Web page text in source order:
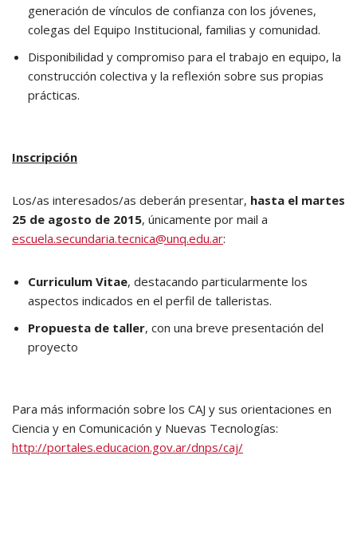
generación de vínculos de confianza con los jóvenes,
colegas del Equipo Institucional, familias y comunidad.
Disponibilidad y compromiso para el trabajo en equipo, la
construcción colectiva y la reflexión sobre sus propias
prácticas.
Inscripción
Los/as interesados/as deberán presentar, hasta el martes
25 de agosto de 2015, únicamente por mail a
escuela.secundaria.tecnica@unq.edu.ar:
Curriculum Vitae, destacando particularmente los
aspectos indicados en el perfil de talleristas.
Propuesta de taller, con una breve presentación del
proyecto
Para más información sobre los CAJ y sus orientaciones en
Ciencia y en Comunicación y Nuevas Tecnologías:
http://portales.educacion.gov.ar/dnps/caj/